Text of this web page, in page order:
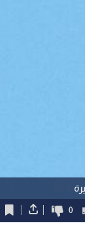
0